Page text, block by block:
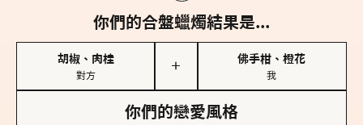
你們的合盤蠟燭結果是...
胡椒、肉桂
對方
＋
佛手柑、橙花
我
你們的戀愛風格